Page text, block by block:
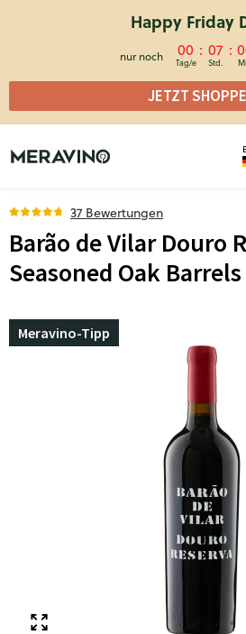
Happy Friday
nur noch 00 07
JETZT
37 Bewertungen
Barão de Vilar Douro
Seasoned Oak
Meravino-Tipp